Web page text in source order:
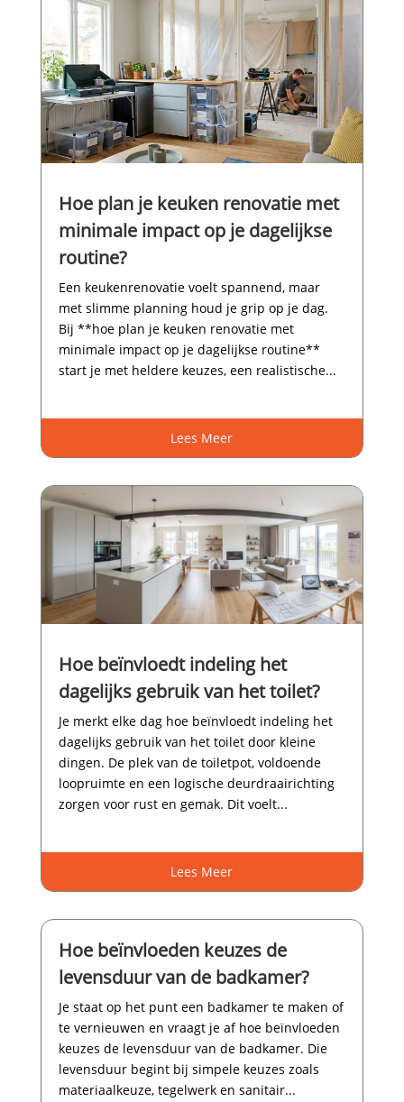
Hoe plan je keuken renovatie met
minimale impact op je dagelijkse
routine?
Een keukenrenovatie voelt spannend, maar
met slimme planning houd je grip op je dag.​
Bij **hoe plan je keuken renovatie met
minimale impact op je dagelijkse routine**
start je met heldere keuzes, een realistische...
Lees Meer
Hoe beïnvloedt indeling het
dagelijks gebruik van het toilet?
Je merkt elke dag hoe beïnvloedt indeling het
dagelijks gebruik van het toilet door kleine
dingen.​ De plek van de toiletpot, voldoende
loopruimte en een logische deurdraairichting
zorgen voor rust en gemak.​ Dit voelt...
Lees Meer
Hoe beïnvloeden keuzes de
levensduur van de badkamer?
Je staat op het punt een badkamer te maken of
te vernieuwen en vraagt je af hoe beïnvloeden
keuzes de levensduur van de badkamer.​ Die
levensduur begint bij simpele keuzes zoals
materiaalkeuze, tegelwerk en sanitair...